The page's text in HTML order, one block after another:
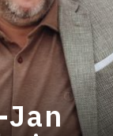
Jan